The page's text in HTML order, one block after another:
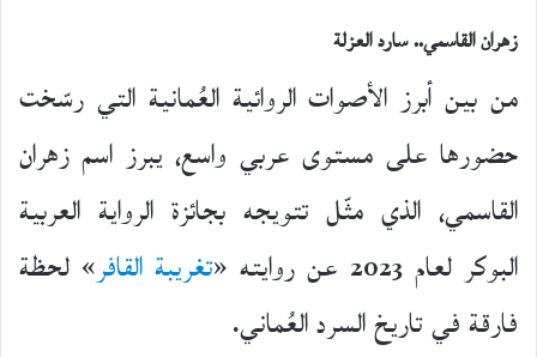
زهران القاسمي.. سارد العزلة
من بين أبرز الأصوات الروائية العُمانية التي رسّخت
حضورها على مستوى عربي واسع، يبرز اسم زهران
القاسمي، الذي مثّل تتويجه بجائزة الرواية العربية
البوكر لعام 2023 عن روايته «
تغريبة القافر» لحظة
فارقة في تاريخ السرد العُماني.